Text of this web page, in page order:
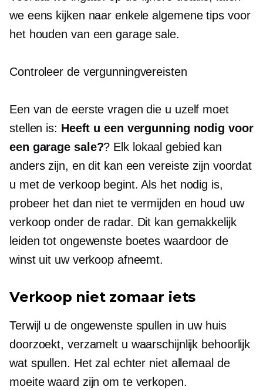
we eens kijken naar enkele algemene tips voor
het houden van een garage sale.
Controleer de vergunningvereisten
Een van de eerste vragen die u uzelf moet
stellen is: Heeft u een vergunning nodig voor
een garage sale?? Elk lokaal gebied kan
anders zijn, en dit kan een vereiste zijn voordat
u met de verkoop begint. Als het nodig is,
probeer het dan niet te vermijden en houd uw
verkoop onder de radar. Dit kan gemakkelijk
leiden tot ongewenste boetes waardoor de
winst uit uw verkoop afneemt.
Verkoop niet zomaar iets
Terwijl u de ongewenste spullen in uw huis
doorzoekt, verzamelt u waarschijnlijk behoorlijk
wat spullen. Het zal echter niet allemaal de
moeite waard zijn om te verkopen.